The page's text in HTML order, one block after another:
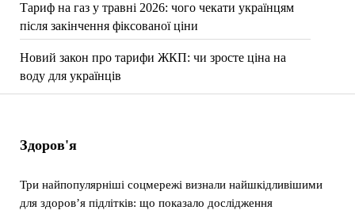
Тариф на газ у травні 2026: чого чекати українцям
після закінчення фіксованої ціни
Новий закон про тарифи ЖКП: чи зросте ціна на
воду для українців
Здоров'я
Три найпопулярніші соцмережі визнали найшкідливішими
для здоров’я підлітків: що показало дослідження